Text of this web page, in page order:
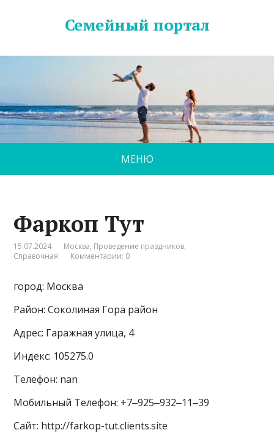
Семейный портал
МЕНЮ
Фаркоп Тут
15.07.2024 Москва, Проведение праздников,
Справочная
Комментарии: 0
город: Москва
Район: Соколиная Гора район
Адрес: Гаражная улица, 4
Индекс: 105275.0
Телефон: nan
Мобильный Телефон: +7‒925‒932‒11‒39
Сайт: http://farkop-tut.clients.site